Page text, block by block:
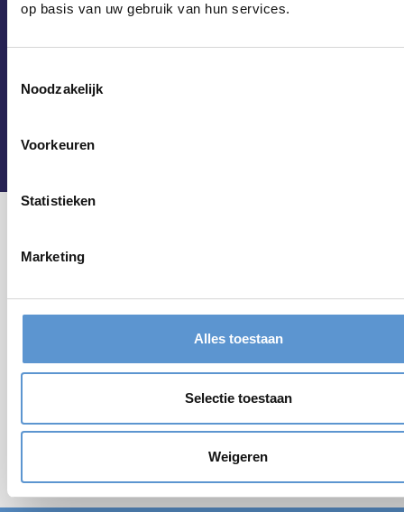
op basis van uw gebruik van hun services.
Noodzakelijk
Voorkeuren
Statistieken
Marketing
Alles toestaan
Selectie toestaan
Weigeren